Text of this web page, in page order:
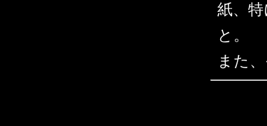
紙、
と。
また、